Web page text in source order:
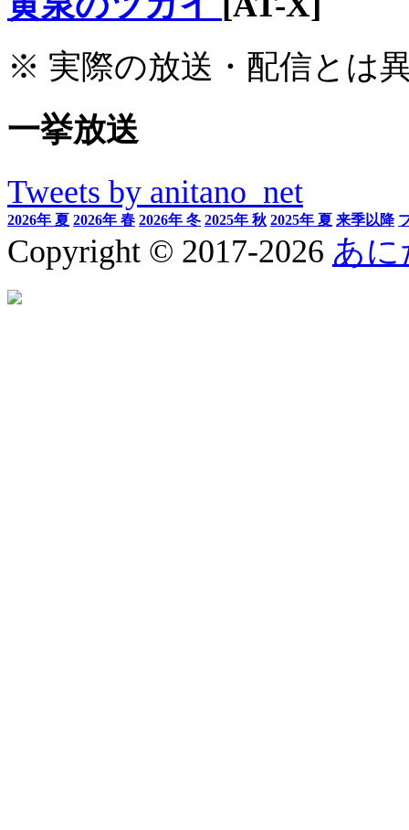
※ 実際の放送・配信とは
一挙放送
Tweets by anitano_net
2026年 夏 2026年 春 2026年 冬 2025年 秋 2025年 夏 来季以降
Copyright © 2017-2026 あに